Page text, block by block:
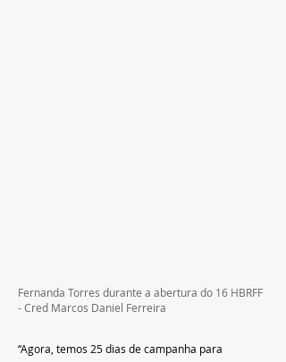
Fernanda Torres durante a abertura do 16 HBRFF
- Cred Marcos Daniel Ferreira
“Agora, temos 25 dias de campanha para